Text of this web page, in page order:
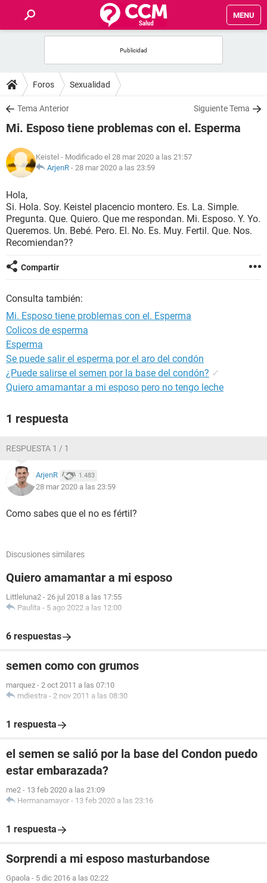
MENU
FOROS
SALUD
NUTRICIÓN
BIENESTAR
SEXUALIDAD
GLOSARIO
Foros Sexualidad
Tema Anterior Siguiente Tema
Mi. Esposo tiene problemas con el. Esperma
Keistel - Modificado el 28 mar 2020 a las 21:57
ArjenR - 28 mar 2020 a las 23:59
Hola,
Si. Hola. Soy. Keistel placencio montero. Es. La. Simple.
Pregunta. Que. Quiero. Que me respondan. Mi. Esposo. Y. Yo.
Queremos. Un. Bebé. Pero. El. No. Es. Muy. Fertil. Que. Nos.
Recomiendan??
Compartir
Consulta también:
Mi. Esposo tiene problemas con el. Esperma
Colicos de esperma
Esperma
Se puede salir el esperma por el aro del condón
¿Puede salirse el semen por la base del condón? ✓
Quiero amamantar a mi esposo pero no tengo leche
1 respuesta
RESPUESTA 1 / 1
ArjenR 1.483
28 mar 2020 a las 23:59
Como sabes que el no es fértil?
Discusiones similares
Quiero amamantar a mi esposo
Littleluna2 - 26 jul 2018 a las 17:55
Paulita - 5 ago 2022 a las 12:00
6 respuestas
semen como con grumos
marquez - 2 oct 2011 a las 07:10
mdiestra - 2 nov 2011 a las 08:30
1 respuesta
el semen se salió por la base del Condon puedo
estar embarazada?
me2 - 13 feb 2020 a las 21:09
Hermanamayor - 13 feb 2020 a las 23:16
1 respuesta
Sorprendi a mi esposo masturbandose
Gpaola - 5 dic 2016 a las 02:22